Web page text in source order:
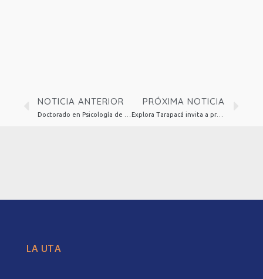
NOTICIA ANTERIOR PRÓXIMA NOTICIA
Explora Tarapacá invita a profesionales de la educación parvularia a desarrollar ciencia con niños y niñas
LA UTA